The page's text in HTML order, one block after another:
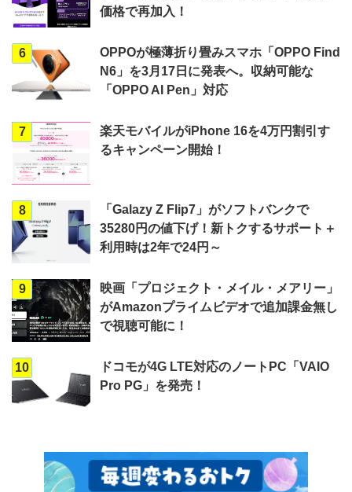
価格で再加入！
6
OPPOが極薄折り畳みスマホ「OPPO Find
N6」を3月17日に発表へ。収納可能な
「OPPO AI Pen」対応
7
楽天モバイルがiPhone 16を4万円割引す
るキャンペーン開始！
8
「Galazy Z Flip7」がソフトバンクで
35280円の値下げ！新トクするサポート＋
利用時は2年で24円～
9
映画「プロジェクト・メイル・メアリー」
がAmazonプライムビデオで追加課金無し
で視聴可能に！
10
ドコモが4G LTE対応のノートPC「VAIO
Pro PG」を発売！